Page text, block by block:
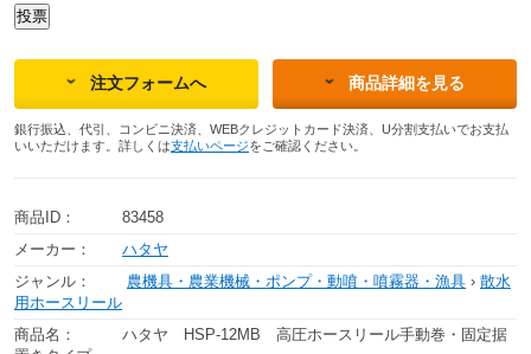
注文フォームへ 商品詳細を見る
銀行振込、代引、コンビニ決済、WEBクレジットカード決済、U分割支払いでお支払
いいただけます。詳しくは支払いページをご確認ください。
商品ID：
83458
メーカー：
ハタヤ
ジャンル：
農機具・農業機械・ポンプ・動噴・噴霧器・漁具 › 散水
用ホースリール
商品名：
ハタヤ HSP-12MB 高圧ホースリール手動巻・固定据